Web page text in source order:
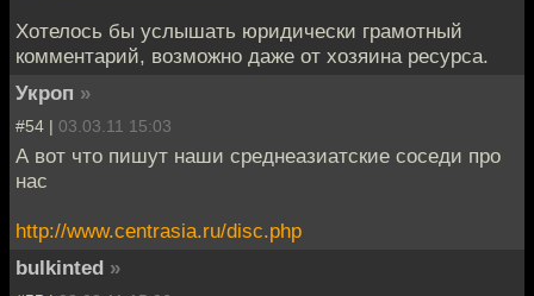
Хотелось бы услышать юридически грамотный
комментарий, возможно даже от хозяина ресурса.
Укроп »
#54 | 03.03.11 15:03
А вот что пишут наши среднеазиатские соседи про
нас
http://www.centrasia.ru/disc.php
bulkinted »